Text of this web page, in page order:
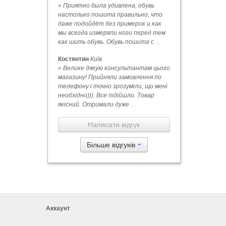
« Приятно была удивлена, обувь
настолько пошита правильно, что
даже подойдёт без примерок и как
мы всегда измеряли ноги перед тем
как шить обувь. Обувь пошита с
Костянтин Київ
« Велике дякую консультантам цього
магазину! Прийняли замовлення по
телефону і точно зрозуміли, що мені
необхідно))). Все підійшло. Товар
якісний. Отримали дуже
Написати відгук
Більше відгуків
Аккаунт